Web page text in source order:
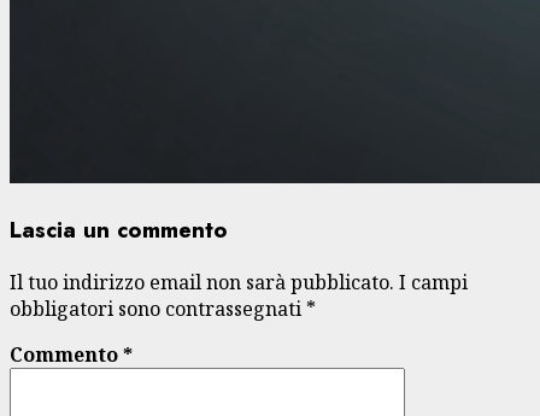
Lascia un commento
Il tuo indirizzo email non sarà pubblicato. I campi
obbligatori sono contrassegnati *
Commento*